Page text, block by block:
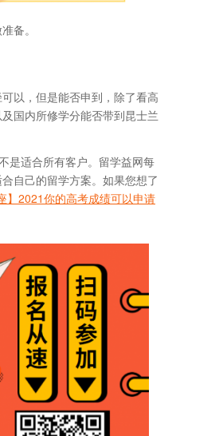
备。
以，但是能否申到，除了看高
国内所修学分能否带到昆士兰
是适合所有客户。留学益网每
自己的留学方案。如果您想了
】2021你的高考成绩可以申请